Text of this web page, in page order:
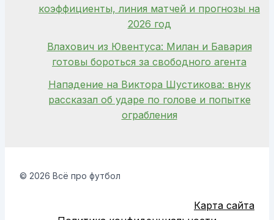
коэффициенты, линия матчей и прогнозы на
2026 год
Влахович из Ювентуса: Милан и Бавария
готовы бороться за свободного агента
Нападение на Виктора Шустикова: внук
рассказал об ударе по голове и попытке
ограбления
© 2026 Всё про футбол
Карта сайта